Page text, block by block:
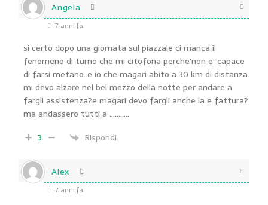
Angela
7 anni fa
si certo dopo una giornata sul piazzale ci manca il
fenomeno di turno che mi citofona perche’non e’ capace
di farsi metano..e io che magari abito a 30 km di distanza
mi devo alzare nel bel mezzo della notte per andare a
fargli assistenza?e magari devo fargli anche la e fattura?
ma andassero tutti a ………..
3
Rispondi
Alex
7 anni fa